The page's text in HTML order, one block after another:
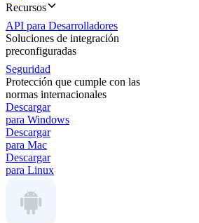
Recursos
API para Desarrolladores
Soluciones de integración
preconfiguradas
Seguridad
Protección que cumple con las
normas internacionales
Descargar
para Windows
Descargar
para Mac
Descargar
para Linux